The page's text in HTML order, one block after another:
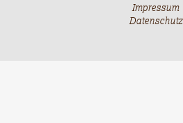
Impressum
Datenschutz